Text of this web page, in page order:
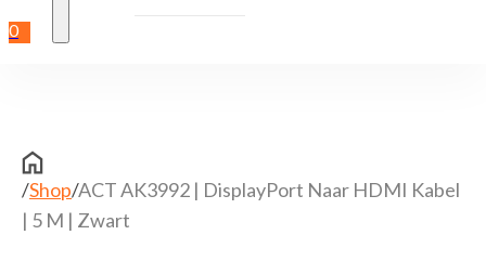
0
/Shop/ACT AK3992 | DisplayPort Naar HDMI Kabel
| 5 M | Zwart